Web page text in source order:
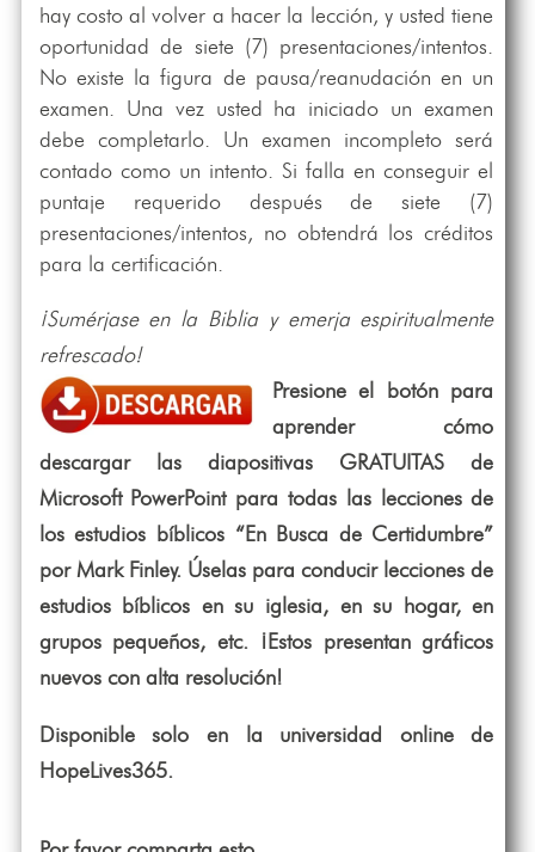
hay costo al volver a hacer la lección, y usted tiene
oportunidad de siete (7) presentaciones/intentos.
No existe la figura de pausa/reanudación en un
examen. Una vez usted ha iniciado un examen
debe completarlo. Un examen incompleto será
contado como un intento. Si falla en conseguir el
puntaje requerido después de siete (7)
presentaciones/intentos, no obtendrá los créditos
para la certificación.
¡Sumérjase en la Biblia y emerja espiritualmente
refrescado!
Presione el botón para
aprender cómo
descargar las diapositivas GRATUITAS de
Microsoft PowerPoint para todas las lecciones de
los estudios bíblicos “En Busca de Certidumbre”
por Mark Finley. Úselas para conducir lecciones de
estudios bíblicos en su iglesia, en su hogar, en
grupos pequeños, etc. ¡Estos presentan gráficos
nuevos con alta resolución!
Disponible solo en la universidad online de
HopeLives365.